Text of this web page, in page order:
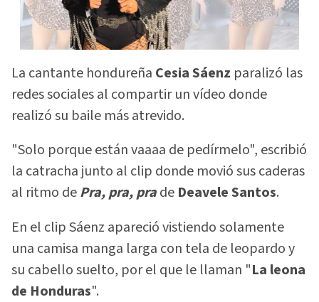
La cantante hondureña Cesia Sáenz paralizó las
redes sociales al compartir un vídeo donde
realizó su baile más atrevido.
"Solo porque están vaaaa de pedírmelo", escribió
la catracha junto al clip donde movió sus caderas
al ritmo dePra, pra, prade DeaveleSantos.
En el clip Sáenz apareció vistiendo solamente
una camisa manga larga con tela de leopardo y
su cabello suelto, por el que le llaman "La leona
de Honduras".